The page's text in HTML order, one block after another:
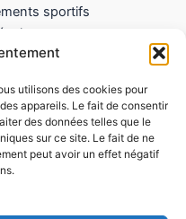
utilisons des cookies pour
appareils. Le fait de consentir
des données telles que le
sur ce site. Le fait de ne
peut avoir un effet négatif
sportifs
(UE)